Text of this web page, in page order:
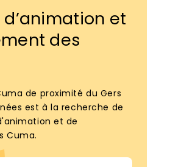
et
des
de proximité du Gers
est à la recherche de
et de
Cuma.